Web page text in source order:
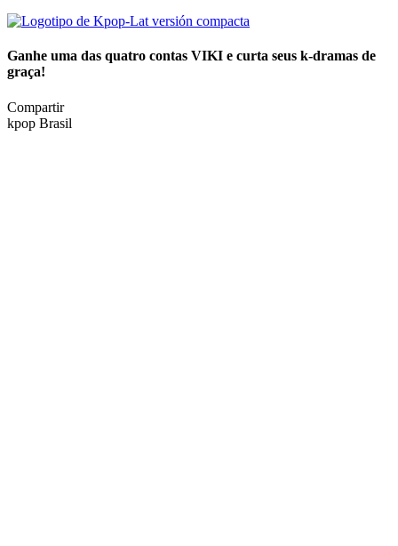
Ganhe uma das quatro contas VIKI e curta seus k-dramas de
graça!
Compartir
kpop Brasil